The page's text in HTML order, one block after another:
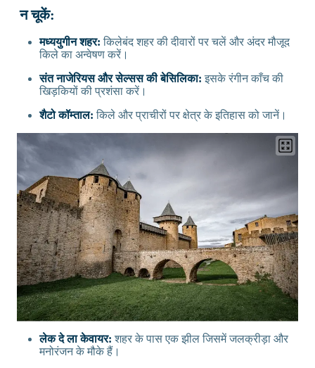
न चूकें:
मध्ययुगीन शहर:किलेबंद शहर की दीवारों पर चलें और अंदर मौजूद
किले का अन्वेषण करें।
संत नाजेरियस और सेल्सस की बेसिलिका:इसके रंगीन काँच की
खिड़कियों की प्रशंसा करें।
शैटो कॉम्ताल:किले और प्राचीरों पर क्षेत्र के इतिहास को जानें।
लेक दे ला केवायर:शहर के पास एक झील जिसमें जलक्रीड़ा और
मनोरंजन के मौके हैं।